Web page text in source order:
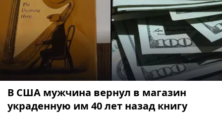
В США мужчина вернул в магазин
украденную им 40 лет назад книгу